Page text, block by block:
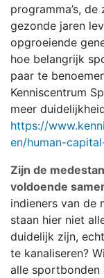
programma’s,
gezonde jaren
opgroeiende
hoe belangrijk
paar te
Kenniscentrum
meer
https://
en/human-
Zijn de
voldoende
indieners van de
staan hier niet
duidelijk zijn,
te kanaliseren?
alle sportbonden